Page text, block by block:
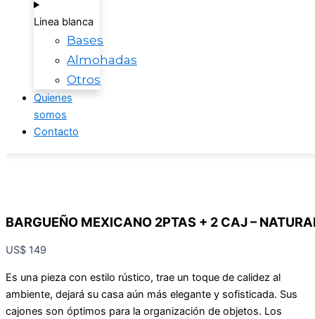
Linea blanca
Bases
Almohadas
Otros
Quienes
somos
Contacto
BARGUEÑO MEXICANO 2PTAS + 2 CAJ –
US$ 149
Es una pieza con estilo rústico, trae un toque de calidez al
ambiente, dejará su casa aún más elegante y sofisticada. Sus
cajones son óptimos para la organización de objetos. Los